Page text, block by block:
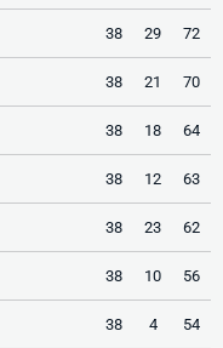
38 29 72
38 21 70
38 18 64
38 12 63
38 23 62
38 10 56
38 4 54